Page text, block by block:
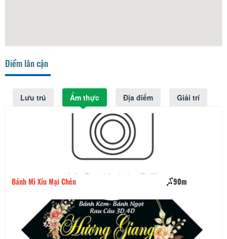
Điểm lân cận
Lưu trú Ẩm thực Địa điểm Giải trí
Bánh Mì Xíu Mại Chén 90m